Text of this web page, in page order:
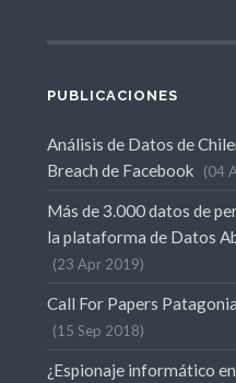
PUBLICACIONES
Análisis de Datos de
Breach de Facebook
04
Más de 3.000 datos de
la plataforma de Datos
23 Apr 2019
Call For Papers
15 Sep 2018
¿Espionaje informático